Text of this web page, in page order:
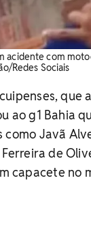
acidente com
Redes Sociais
que
ao g1 Bahia
Javã
Ferreira de
capacete no